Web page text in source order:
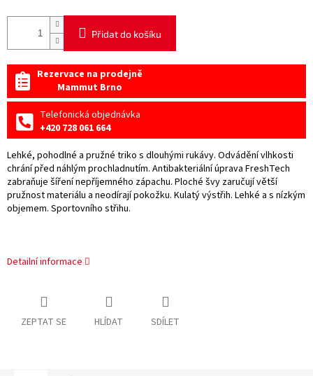
Přidat do košíku
Rezervace na prodejně
Mammut Brno
Telefonická objednávka
+420 728 061 664
Lehké, pohodlné a pružné triko s dlouhými rukávy. Odvádění vlhkosti
chrání před náhlým prochladnutím. Antibakteriální úprava FreshTech
zabraňuje šíření nepříjemného zápachu. Ploché švy zaručují větší
pružnost materiálu a neodírají pokožku. Kulatý výstřih. Lehké a s nízkým
objemem. Sportovního střihu.
Detailní informace
ZEPTAT SE HLÍDAT SDÍLET